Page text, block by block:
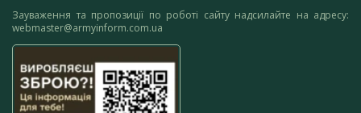
Зауваження та пропозиції по роботі сайту надсилайте на адресу:
webmaster@armyinform.com.ua